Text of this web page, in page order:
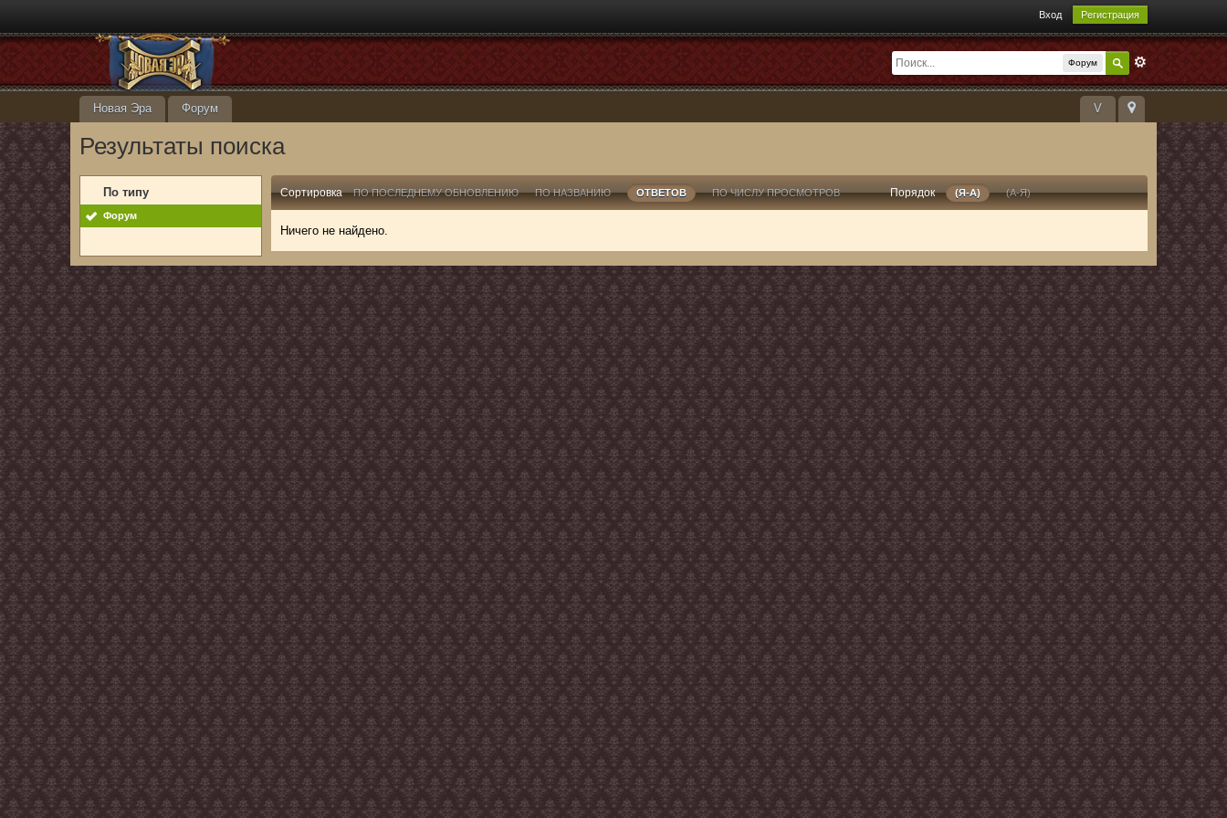
Вход Регистрация
Форум
V
Новая Эра Форум
Результаты поиска
По типу
Форум
Сортировка ПО ПОСЛЕДНЕМУ ОБНОВЛЕНИЮ ПО НАЗВАНИЮ ОТВЕТОВ ПО ЧИСЛУ ПРОСМОТРОВ Порядок (Я-А) (А-Я)
Ничего не найдено.